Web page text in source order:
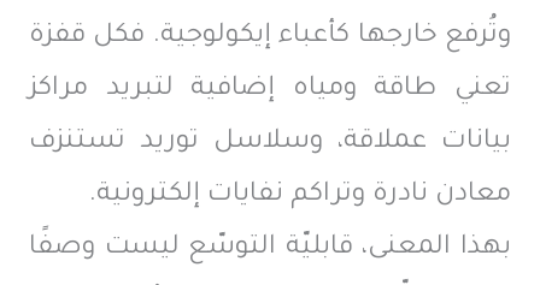
وتُرفع خارجها كأعباء إيكولوجية. فكل قفزة
تعني طاقة ومياه إضافية لتبريد مراكز
بيانات عملاقة، وسلاسل توريد تستنزف
معادن نادرة وتراكم نفايات إلكترونية.
بهذا المعنى، قابليّة التوسّع ليست وصفًا